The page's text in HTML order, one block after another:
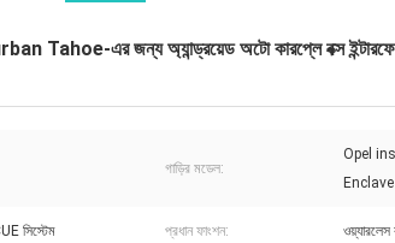
Tahoe-এর জন্য অ্যান্ড্রয়েড অটো কারপ্লে বক্স
গাড়ির মডেল:
Opel
সিস্টেম প্রধান ফাংশন: